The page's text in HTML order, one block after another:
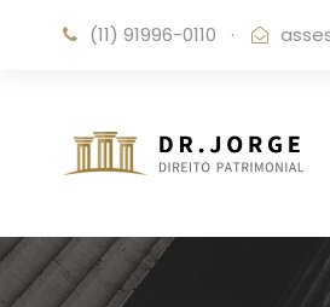
(11) 91996-0110 ·